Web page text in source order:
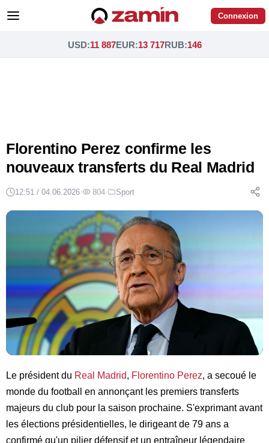
Connexion
USD:11 887EUR:13 717RUB:146
Florentino Perez confirme les
nouveaux transferts du Real Madrid
12:51 / 04.06.2026· 804· Sport
Le président du Real Madrid, Florentino Perez, a secoué le
monde du football en annonçant les premiers transferts
majeurs du club pour la saison prochaine. S'exprimant avant
les élections présidentielles, le dirigeant de 79 ans a
confirmé qu'un pilier défensif et un entraîneur légendaire